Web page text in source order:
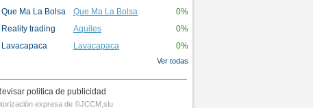
Que Ma La Bolsa Que Ma La Bolsa 0%
Reality trading Aquiles 0%
Lavacapaca Lavacapaca 0%
Ver todas
politica de publicidad
expresa de ©JCCM,slu